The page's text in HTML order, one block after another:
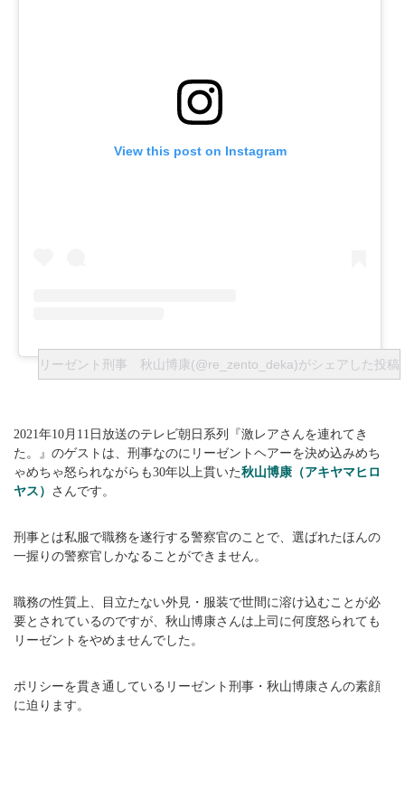
View this post on Instagram
リーゼント刑事 秋山博康(@re_zento_deka)がシェアした投稿
2021年10月11日放送のテレビ朝日系列『激レアさんを連れてき
た。』のゲストは、刑事なのにリーゼントヘアーを決め込みめち
ゃめちゃ怒られながらも30年以上貫いた秋山博康（アキヤマヒロ
ヤス） さんです。
刑事とは私服で職務を遂行する警察官のことで、選ばれたほんの
一握りの警察官しかなることができません。
職務の性質上、目立たない外見・服装で世間に溶け込むことが必
要とされているのですが、秋山博康さんは上司に何度怒られても
リーゼントをやめませんでした。
ポリシーを貫き通しているリーゼント刑事・秋山博康さんの素顔
に迫ります。